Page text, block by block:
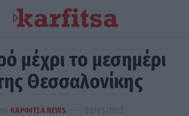
μέχρι το μεσημέρι
Θεσσαλονίκης
ΚΑΡΦΙΤΣΑ NEWS
02/05/2022